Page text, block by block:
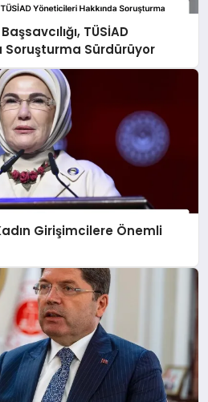
TÜSİAD
Soruşturma Sürdürüyor
Girişimcilere Önemli